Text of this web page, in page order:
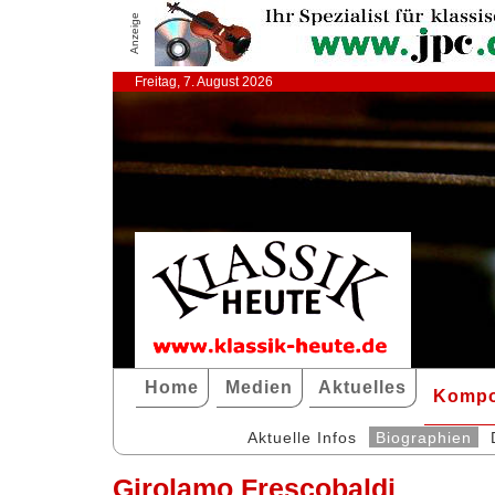
Anzeige
Freitag, 7. August 2026
Home Medien Aktuelles
Aktuelle Infos Biographien
Girolamo Frescobaldi